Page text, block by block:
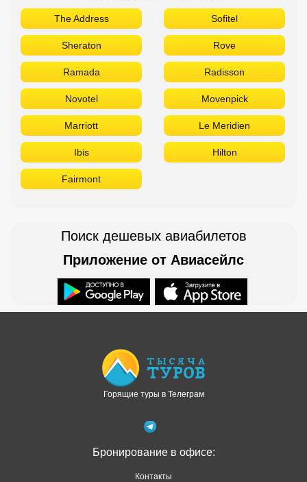
The Address Sofitel
Sheraton Rove
Ramada Radisson
Novotel Movenpick
Marriott Le Meridien
Ibis Hilton
Fairmont
Поиск дешевых авиабилетов
Приложение от Авиасейлс
Горящие туры в Телеграм
Бронирование в офисе:
Контакты